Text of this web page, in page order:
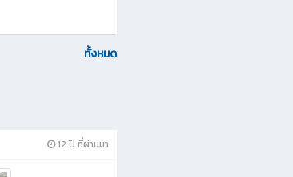
ทั้งหมด
12 ปี ที่ผ่านมา